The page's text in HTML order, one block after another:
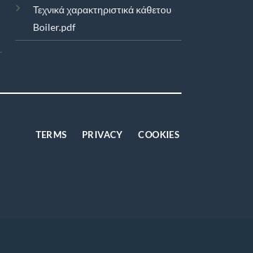
Τεχνικά χαρακτηριστικά κάθετου
Boiler.pdf
TERMS PRIVACY COOKIES